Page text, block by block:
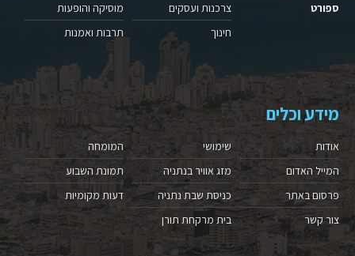
ספורט
צרכנות ועסקים
חינוך
מוסיקה והופעות
תרבות ואמנות
מידע וכלים
אודות
המייל האדום
פרסום באתר
צור קשר
שימושי
מזג אוויר בנתניה
כניסת שבת נתניה
בית מרקחת תורן
המומחה
תמונת השבוע
דעות מקומיות